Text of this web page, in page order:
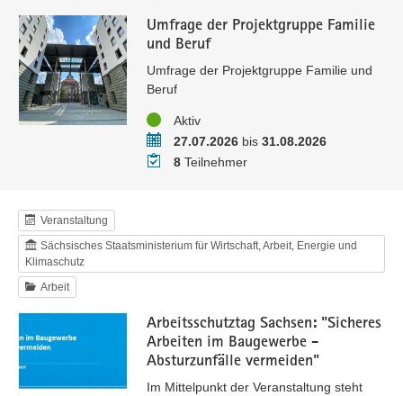
Umfrage der Projektgruppe Familie
und Beruf
Umfrage der Projektgruppe Familie und
Beruf
StatusAktiv
Zeitraum27.07.2026bis 31.08.2026
Teilnehmer
8Teilnehmer
Veranstaltung
Sächsisches Staatsministerium für Wirtschaft, Arbeit, Energie und
Klimaschutz
Arbeit
Arbeitsschutztag Sachsen: "Sicheres
Arbeiten im Baugewerbe -
Absturzunfälle vermeiden"
Im Mittelpunkt der Veranstaltung steht